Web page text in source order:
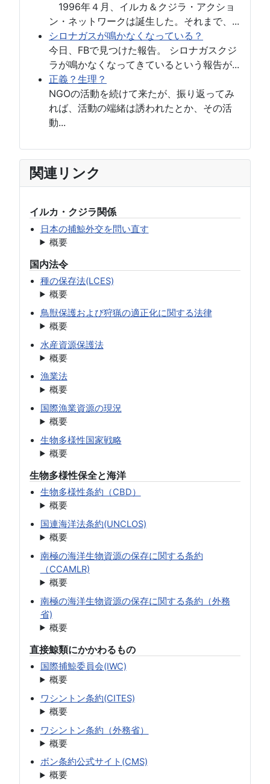
1996年４月、イルカ＆クジラ・アクショ
ン・ネットワークは誕生した。それまで、...
シロナガスが鳴かなくなっている？
今日、FBで見つけた報告。 シロナガスクジ
ラが鳴かなくなってきているという報告が...
正義？生理？
NGOの活動を続けて来たが、振り返ってみ
れば、活動の端緒は誘われたとか、その活
動...
関連リンク
イルカ・クジラ関係
日本の捕鯨外交を問い直す
概要
国内法令
種の保存法(LCES)
概要
鳥獣保護および狩猟の適正化に関する法律
概要
水産資源保護法
概要
漁業法
概要
国際漁業資源の現況
概要
生物多様性国家戦略
概要
生物多様性保全と海洋
生物多様性条約（CBD）
概要
国連海洋法条約(UNCLOS)
概要
南極の海洋生物資源の保存に関する条約
（CCAMLR)
概要
南極の海洋生物資源の保存に関する条約（外務
省)
概要
直接鯨類にかかわるもの
国際捕鯨委員会(IWC)
概要
ワシントン条約(CITES)
概要
ワシントン条約（外務省）
概要
ボン条約公式サイト(CMS)
概要